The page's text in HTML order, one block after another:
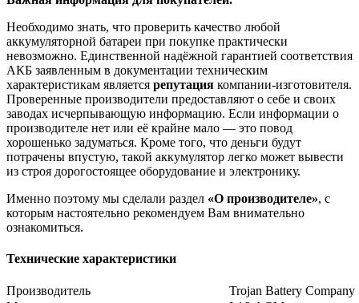
Необходимо знать, что проверить качество любой
аккумуляторной батареи при покупке практически
невозможно. Единственной надёжной гарантией соответствия
АКБ заявленным в документации техническим
характеристикам является репутация компании-изготовителя.
Проверенные производители предоставляют о себе и своих
заводах исчерпывающую информацию. Если информации о
производителе нет или её крайне мало — это повод
хорошенько задуматься. Кроме того, что деньги будут
потрачены впустую, такой аккумулятор легко может вывести
из строя дорогостоящее оборудование и электронику.
Именно поэтому мы сделали раздел «О производителе», с
которым настоятельно рекомендуем Вам внимательно
ознакомиться.
Технические характеристики
Производитель
Trojan Battery Company